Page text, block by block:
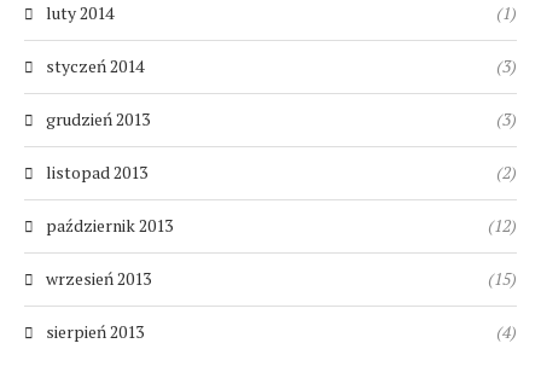
luty 2014 (1)
styczeń 2014 (3)
grudzień 2013 (3)
listopad 2013 (2)
październik 2013 (12)
wrzesień 2013 (15)
sierpień 2013 (4)